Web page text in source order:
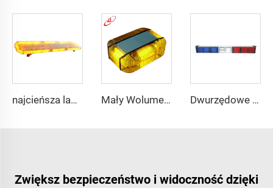
najcieńsza lampka w czerwonym/niebieskim kolorze o szerokim kącie świecenia Mały Wolumen Niska Waga Wysoka Jasność Miniaturowa Taśma Świetlna Dwurzędowe proste LED światło sygnału kierunkowego
Zwiększ bezpieczeństwo i widoczność dzięki